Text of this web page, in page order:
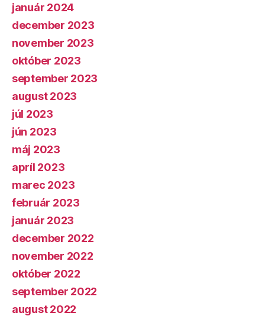
január 2024
december 2023
november 2023
október 2023
september 2023
august 2023
júl 2023
jún 2023
máj 2023
apríl 2023
marec 2023
február 2023
január 2023
december 2022
november 2022
október 2022
september 2022
august 2022